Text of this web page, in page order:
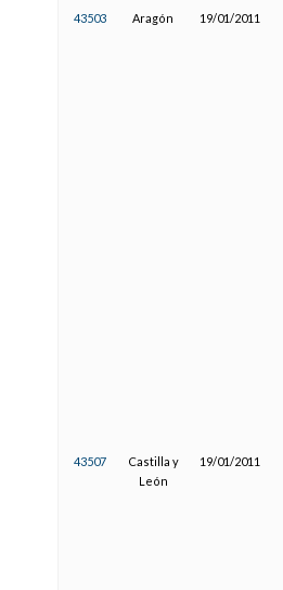
43503 Aragón 19/01/2011
43507
Castilla y
León
19/01/2011